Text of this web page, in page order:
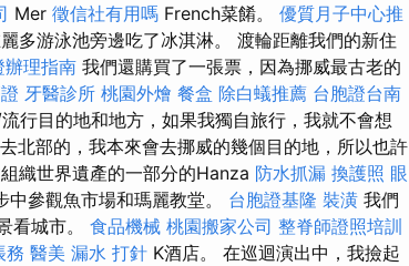
Mer 徵信社有用嗎 French菜餚。 優質月子中心推
多游泳池旁邊吃了冰淇淋。 渡輪距離我們的新住
辦理指南 我們還購買了一張票，因為挪威最古老的
牙醫診所 桃園外燴 餐盒 除白蟻推薦 台胞證台南
行目的地和地方，如果我獨自旅行，我就不會想
北部的，我本來會去挪威的幾個目的地，所以也許
織世界遺產的一部分的Hanza 防水抓漏 換護照 眼
參觀魚市場和瑪麗教堂。 台胞證基隆 裝潢 我們
看城市。 食品機械 桃園搬家公司 整脊師證照培訓
務 醫美 漏水 打針 K酒店。 在巡迴演出中，我撿起